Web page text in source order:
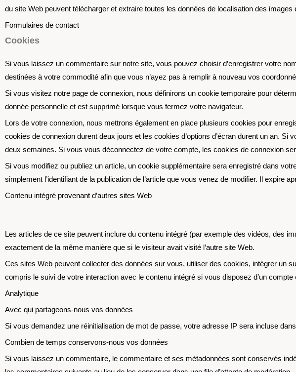
du site Web peuvent télécharger et extraire toutes les données de localisation des images
Formulaires de contact
Cookies
Si vous laissez un commentaire sur notre site, vous pouvez choisir d’enregistrer votre
destinées à votre commodité afin que vous n’ayez pas à remplir à nouveau vos
Si vous visitez notre page de connexion, nous définirons un cookie temporaire pour
donnée personnelle et est supprimé lorsque vous fermez votre navigateur.
Lors de votre connexion, nous mettrons également en place plusieurs cookies pour
cookies de connexion durent deux jours et les cookies d’options d’écran durent un an.
deux semaines. Si vous vous déconnectez de votre compte, les cookies de connexion
Si vous modifiez ou publiez un article, un cookie supplémentaire sera enregistré dans
simplement l’identifiant de la publication de l’article que vous venez de modifier. Il expire
Contenu intégré provenant d’autres sites Web
Les articles de ce site peuvent inclure du contenu intégré (par exemple des vidéos, des
exactement de la même manière que si le visiteur avait visité l’autre site Web.
Ces sites Web peuvent collecter des données sur vous, utiliser des cookies, intégrer un
compris le suivi de votre interaction avec le contenu intégré si vous disposez d’un
Analytique
Avec qui partageons-nous vos données
Si vous demandez une réinitialisation de mot de passe, votre adresse IP sera incluse dans
Combien de temps conservons-nous vos données
Si vous laissez un commentaire, le commentaire et ses métadonnées sont conservés